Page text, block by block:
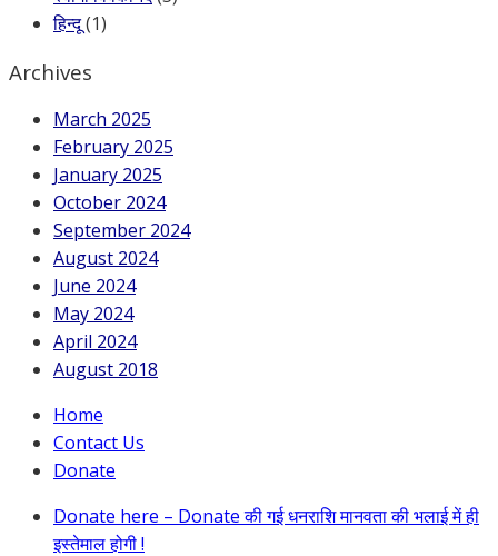
हिन्दू(1)
Archives
March 2025
February 2025
January 2025
October 2024
September 2024
August 2024
June 2024
May 2024
April 2024
August 2018
Home
Contact Us
Donate
Donate here – Donate की गई धनराशि मानवता की भलाई में ही
इस्तेमाल होगी !